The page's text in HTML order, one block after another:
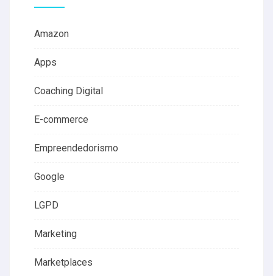
Amazon
Apps
Coaching Digital
E-commerce
Empreendedorismo
Google
LGPD
Marketing
Marketplaces